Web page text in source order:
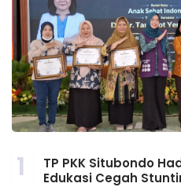
1
TP PKK Situbondo
Edukasi Cegah